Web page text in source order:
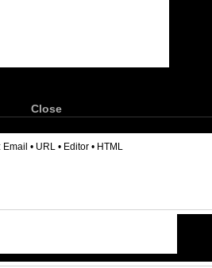
Close
Email • URL • Editor • HTML